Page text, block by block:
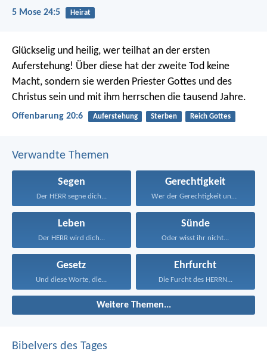
5 Mose 24:5 Heirat
Glückselig und heilig, wer teilhat an der ersten
Auferstehung! Über diese hat der zweite Tod keine
Macht, sondern sie werden Priester Gottes und des
Christus sein und mit ihm herrschen die tausend Jahre.
Offenbarung 20:6 Auferstehung Sterben Reich Gottes
Verwandte Themen
Segen
Der HERR segne dich...
Gerechtigkeit
Leben
Der HERR wird dich...
Sünde
Oder wisst ihr nicht...
Gesetz
Und diese Worte, die...
Ehrfurcht
Die Furcht des HERRN...
Weitere Themen...
Bibelvers des Tages